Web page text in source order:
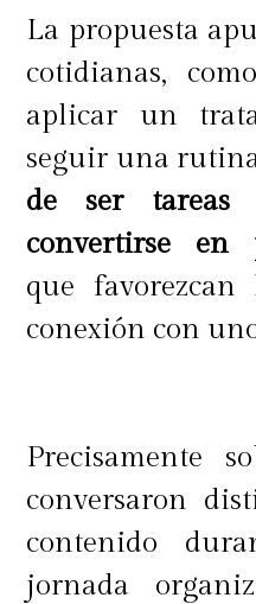
La propuesta
cotidianas,
aplicar un
seguir una
de ser tareas
convertirse en
que
conexión con
Precisamente
conversaron
contenido
jornada